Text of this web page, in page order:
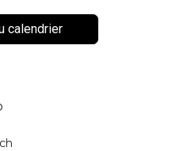
calendrier